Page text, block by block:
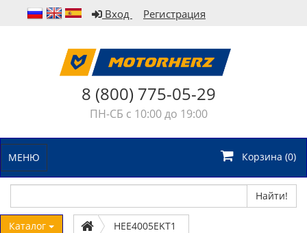
Вход Регистрация
8 (800) 775-05-29
ПН-СБ с 10:00 до 19:00
МЕНЮ Корзина (0)
Найти!
Каталог HEE4005EKT1